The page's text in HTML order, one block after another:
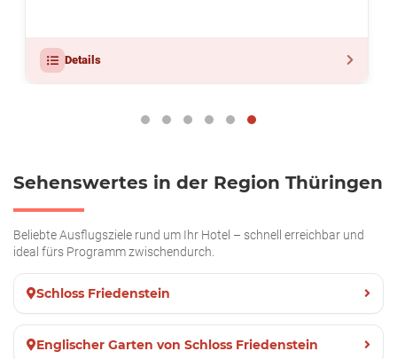
Details
Sehenswertes in der Region Thüringen
Beliebte Ausflugsziele rund um Ihr Hotel – schnell erreichbar und
ideal fürs Programm zwischendurch.
Schloss Friedenstein
Englischer Garten von Schloss Friedenstein